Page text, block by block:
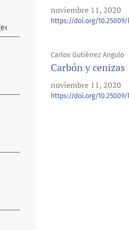
noviembre 11, 2020
https://doi.org/10.25009/
Carlos Gutiérrez Angulo
Carbón y cenizas
noviembre 11, 2020
https://doi.org/10.25009/